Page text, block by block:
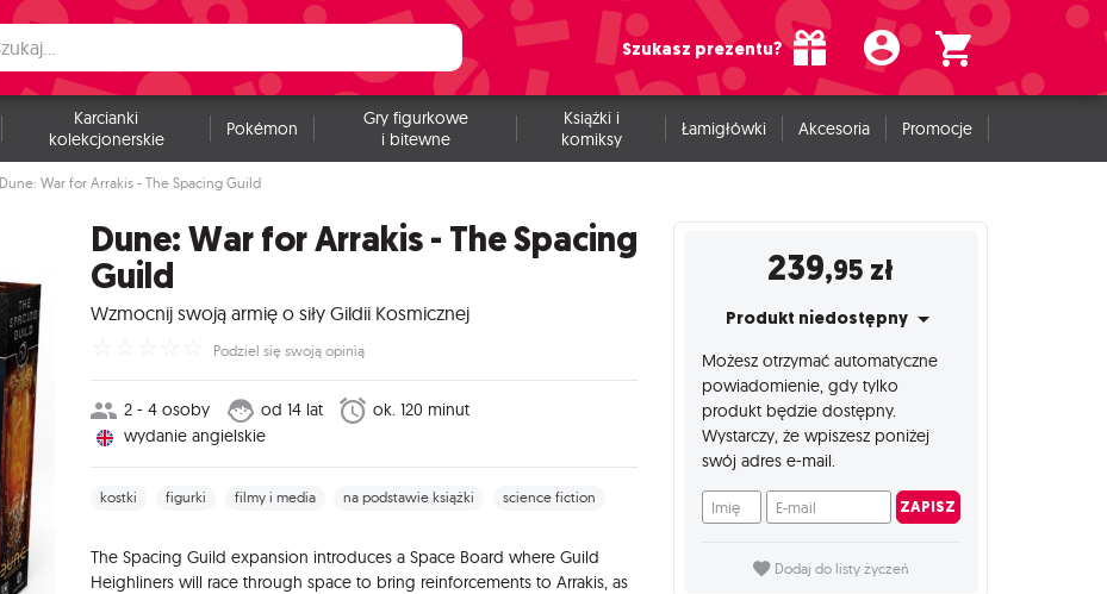
Szukasz prezentu?
Karcianki
kolekcjonerskie
Pokémon
Gry figurkowe
i bitewne
Książki i
komiksy
Łamigłówki Akcesoria Promocje
Dune: War for Arrakis - The Spacing Guild
Dune: War for Arrakis - The Spacing
Guild
Wzmocnij swoją armię o siły Gildii Kosmicznej
Podziel się swoją opinią
2 - 4 osoby od 14 lat
ok. 120 minut
wydanie angielskie
kostki figurki filmy i media na podstawie książki science fiction
The Spacing Guild expansion introduces a Space Board where Guild
Heighliners will race through space to bring reinforcements to Arrakis, as
239,95 zł
Produkt niedostępny
Możesz otrzymać automatyczne
powiadomienie, gdy tylko
produkt będzie dostępny.
Wystarczy, że wpiszesz poniżej
swój adres e-mail.
Imię E-mail ZAPISZ
Dodaj do listy życzeń